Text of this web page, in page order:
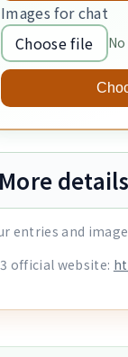
Images for chat
Choose file
More
entries and
official website: